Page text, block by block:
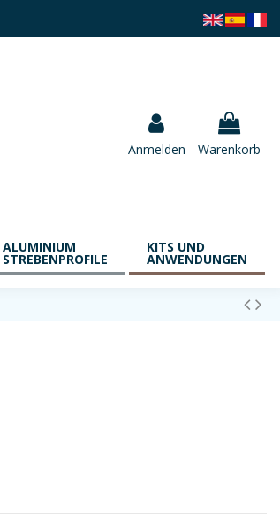
Anmelden Warenkorb
ALUMINIUM
STREBENPROFILE
KITS UND
ANWENDUNGEN